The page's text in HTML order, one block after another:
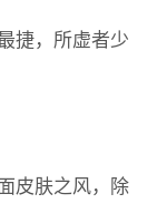
捷，所虚者少
皮肤之风，除